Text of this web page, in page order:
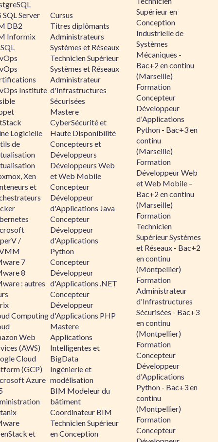
SQL Server
DB2
Informix
Institute
Logicielle
de
Xen
et
/
7
8
: autres
Computing
Web
(AWS)
Cloud
(GCP)
Azure
et
Cursus
Titres diplômants
Administrateurs
Systèmes et Réseaux
Technicien Supérieur
Systèmes et Réseaux
Administrateur
d'Infrastructures
Sécurisées
Mastere
CyberSécurité et
Haute Disponibilité
Concepteurs et
Développeurs
Développeurs Web
et Web Mobile
Concepteur
Développeur
d'Applications Java
Concepteur
Développeur
d'Applications
Python
Concepteur
Développeur
d'Applications .NET
Concepteur
Développeur
d'Applications PHP
Mastere
Applications
Intelligentes et
BigData
Ingénierie et
modélisation
BIM Modeleur du
bâtiment
Coordinateur BIM
Technicien Supérieur
en Conception
Supérieur en
Conception
Industrielle de
Systèmes
Mécaniques -
Bac+2 en continu
(Marseille)
Formation
Concepteur
Développeur
d'Applications
Python - Bac+3 en
continu
(Marseille)
Formation
Développeur Web
et Web Mobile –
Bac+2 en continu
(Marseille)
Formation
Technicien
Supérieur Systèmes
et Réseaux - Bac+2
en continu
(Montpellier)
Formation
Administrateur
d'Infrastructures
Sécurisées - Bac+3
en continu
(Montpellier)
Formation
Concepteur
Développeur
d'Applications
Python - Bac+3 en
continu
(Montpellier)
Formation
Concepteur